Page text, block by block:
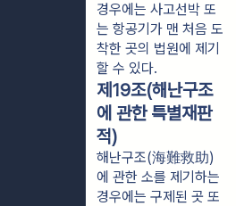
경우에는 사고선박 또
는 항공기가 맨 처음 도
착한 곳의 법원에 제기
할 수 있다.
제19조(해난구조
에 관한 특별재판
적)
해난구조(海難救助)
에 관한 소를 제기하는
경우에는 구제된 곳 또